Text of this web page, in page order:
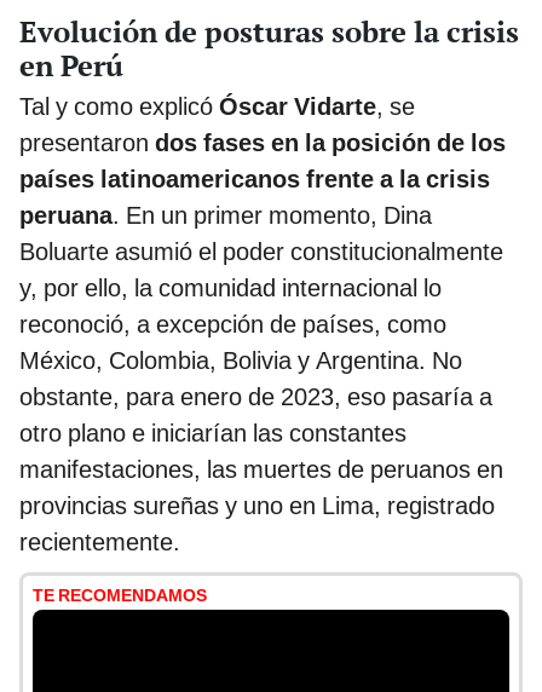
Evolución de posturas sobre la crisis
en Perú
Tal y como explicó Óscar Vidarte, se
presentaron dos fases en la posición de los
países latinoamericanos frente a la crisis
peruana. En un primer momento, Dina
Boluarte asumió el poder constitucionalmente
y, por ello, la comunidad internacional lo
reconoció, a excepción de países, como
México, Colombia, Bolivia y Argentina. No
obstante, para enero de 2023, eso pasaría a
otro plano e iniciarían las constantes
manifestaciones, las muertes de peruanos en
provincias sureñas y uno en Lima, registrado
recientemente.
TE RECOMENDAMOS